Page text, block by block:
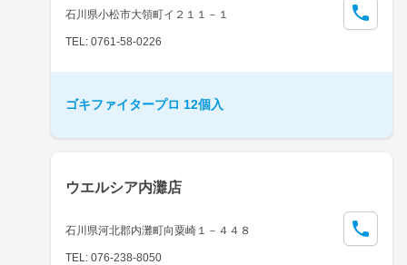
石川県小松市大領町イ２１１－１
TEL: 0761-58-0226
ゴキファイタープロ 12個入
ウエルシア内灘店
石川県河北郡内灘町向粟崎１－４４８
TEL: 076-238-8050